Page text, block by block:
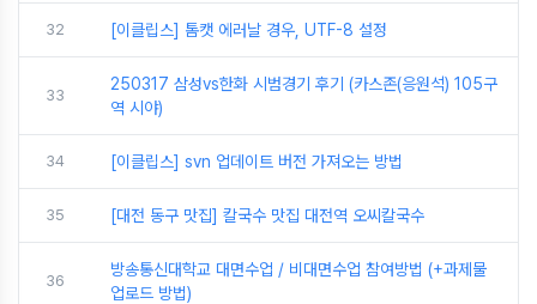
32 [이클립스] 톰캣 에러날 경우, UTF-8 설정
33
250317 삼성vs한화 시범경기 후기 (카스존(응원석) 105구
역 시야)
34 [이클립스] svn 업데이트 버전 가져오는 방법
35 [대전 동구 맛집] 칼국수 맛집 대전역 오씨칼국수
36
방송통신대학교 대면수업 / 비대면수업 참여방법 (+과제물
업로드 방법)